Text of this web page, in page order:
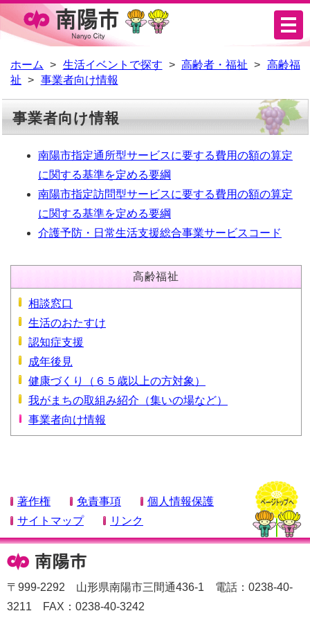
ニ
ュ
ホーム 生活イベントで探す 高齢者・福祉
高齢福
祉
事業者向け情報
事業者向け情報
南陽市指定通所型サービスに要する費用の額の算定
に関する基準を定める要綱
南陽市指定訪問型サービスに要する費用の額の算定
に関する基準を定める要綱
介護予防・日常生活支援総合事業サービスコード
高齢福祉
相談窓口
生活のおたすけ
認知症支援
成年後見
健康づくり（６５歳以上の方対象）
我がまちの取組み紹介（集いの場など）
事業者向け情報
著作権 免責事項
個人情報保護
サイトマップ
リンク
〒999-2292 山形県南陽市三間通436-1 電話：0238-40-
3211 FAX：0238-40-3242